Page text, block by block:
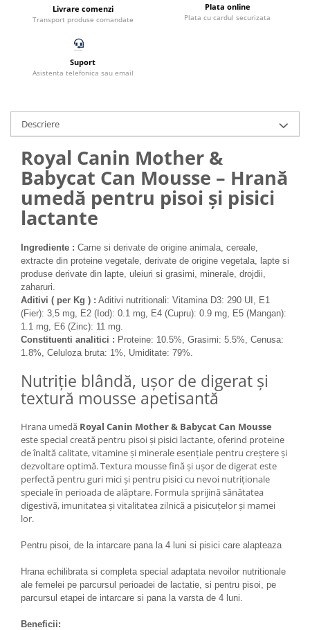
Teste apa
Furtune si conectori acvarii
Curatare acvarii
Conditioneri apa acvariu
Decoruri si plante artificiale
Accesorii acvarii
Pasari
Batoane
Colivii pentru pasari
Hrana pasari
Igiena rozatoare
Hrana Rozatoare
Reptile
Hrana reptile
Igiena reptile
Decoruri terarii
Solutii iluminat terarii
Lampi terarii
Suplimente vitamino minerale
reptile
Accesorii diverse terarii
Iazuri
Igiena Iazuri
Conditioner apa iaz
Teste apa iaz
Filtre iaz
Pompe iaz
Incalzitor Iaz
Accesorii iaz
Livrare comenzi
Transport produse comandate
Plata online
Plata cu cardul securizata
Suport
Asistenta telefonica sau email
Descriere
Royal Canin Mother &
Babycat Can Mousse – Hrană
umedă pentru pisoi și pisici
lactante
Ingrediente : Carne si derivate de origine animala, cereale,
extracte din proteine vegetale, derivate de origine vegetala, lapte si
produse derivate din lapte, uleiuri si grasimi, minerale, drojdii,
zaharuri.
Aditivi ( per Kg ) : Aditivi nutritionali: Vitamina D3: 290 UI, E1
(Fier): 3,5 mg, E2 (Iod): 0.1 mg, E4 (Cupru): 0.9 mg, E5 (Mangan):
1.1 mg, E6 (Zinc): 11 mg.
Constituenti analitici : Proteine: 10.5%, Grasimi: 5.5%, Cenusa:
1.8%, Celuloza bruta: 1%, Umiditate: 79%.
Nutriție blândă, ușor de digerat și
textură mousse apetisantă
Hrana umedă Royal Canin Mother & Babycat Can Mousse
este special creată pentru pisoi și pisici lactante, oferind proteine
de înaltă calitate, vitamine și minerale esențiale pentru creștere și
dezvoltare optimă. Textura mousse fină și ușor de digerat este
perfectă pentru guri mici și pentru pisici cu nevoi nutriționale
speciale în perioada de alăptare. Formula sprijină sănătatea
digestivă, imunitatea și vitalitatea zilnică a pisicuțelor și mamei
lor.
Pentru pisoi, de la intarcare pana la 4 luni si pisici care alapteaza
Hrana echilibrata si completa special adaptata nevoilor nutritionale
ale femelei pe parcursul perioadei de lactatie, si pentru pisoi, pe
parcursul etapei de intarcare si pana la varsta de 4 luni.
Beneficii: